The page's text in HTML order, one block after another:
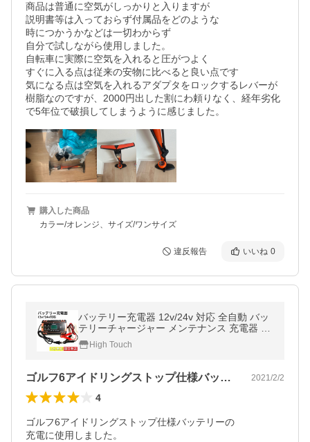
商品は普通に空気がしっかりと入りますが
説明書等は入っておらず付属品をどのような
時につかうかなどは一切わからず
自分で試しながら使用しました。
自転車に実際に空気を入れると圧がつよく
すぐに入る点は従来の安物に比べると良い点です
気になる点は空気を入れるアダプタをロックするレバーが
樹脂なのですが、2000円出した割にわ頼りなく、経年劣化
で5年位で破損してしまうように感じました。
購入した商品
カラー/オレンジ、サイズ/ワンサイズ
違反報告 いいね 0
バッテリー充電器 12v/24v 対応 全自動 バッ
テリーチャージャー メンテナンス 充電器 LE
Dランプ逆接続 ショート 過電圧 過電流保護
自動車 バイク（赤）
High Touch
ゴルフ6アイドリングストップ仕様バッテ… 2021/2/2
4
ゴルフ6アイドリングストップ仕様バッテリーの
充電に使用しました。